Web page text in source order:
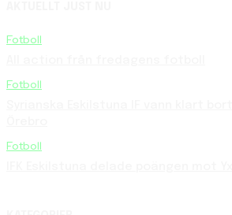
Fotboll
Fotboll
Fotboll